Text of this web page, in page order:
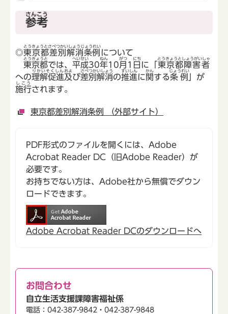
参考
さんこう
◎東京都差別解消条例
とうきょうとさべつかいしょうじょうれい
について
東京都
とうきょうと
では、 平成
へいせい
30年
ねん
10月
がつ
1 日
にち
に「東京都障害者
とうきょうとしょうがいしゃ
への理解促進
りかいそくしん
及
およ
び差別解消
さべつかいしょう
の推進
すいしん
に 関
かん
する条例
じょうれい
」が
施行
しこう
されます。
東京都差別解消条例 （外部サイト）
PDF形式のファイルを開くには、Adobe
Acrobat Reader DC（旧Adobe Reader）が
必要です。
お持ちでない方は、Adobe社から無償でダウン
ロードできます。
Adobe Acrobat Reader DCのダウンロードへ
お問合わせ
自立生活支援課障害福祉係
電話：042-387-9842・042-387-9848